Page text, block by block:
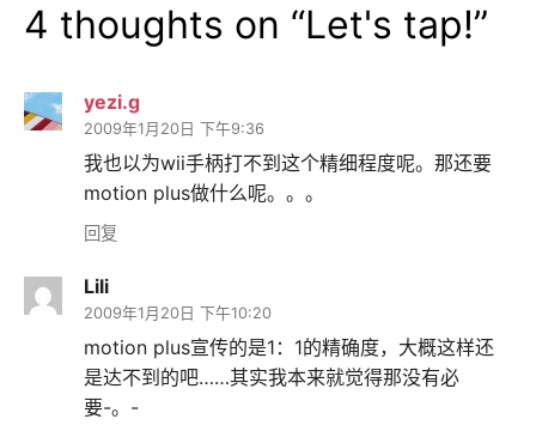
4 thoughts on “Let's tap!”
yezi.g
2009年1月20日 下午9:36
我也以为wii手柄打不到这个精细程度呢。那还要
motion plus做什么呢。。。
回复
Lili
2009年1月20日 下午10:20
motion plus宣传的是1：1的精确度，大概这样还
是达不到的吧……其实我本来就觉得那没有必
要-。-